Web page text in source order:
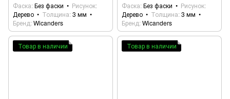
Фаска Без фаски
Рисунок
Дерево
Толщина 3 мм
Бренд Wicanders
Фаска Без фаски
Рисунок
Дерево
Толщина 3 мм
Бренд Wicanders
Товар в наличии Товар в наличии